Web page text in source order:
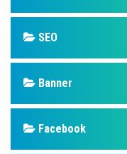
SEO
Banner
Facebook